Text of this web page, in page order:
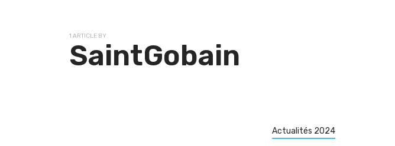
1 ARTICLE BY
SaintGobain
Actualités 2024